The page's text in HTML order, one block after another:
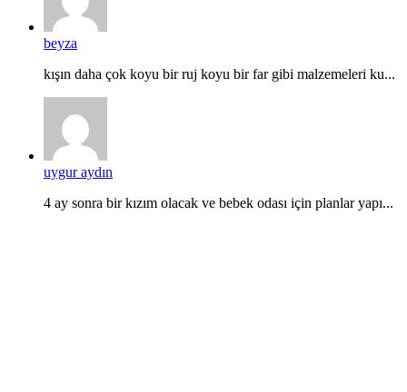
beyza
kışın daha çok koyu bir ruj koyu bir far gibi malzemeleri ku...
uygur aydın
4 ay sonra bir kızım olacak ve bebek odası için planlar yapı...